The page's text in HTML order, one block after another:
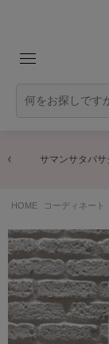
サマンサタバ
HOME コーディネート